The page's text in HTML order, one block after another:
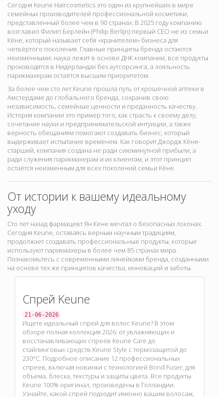
Сегодня Keune Haircosmetics это один из крупнейших в мире
семейных производителей профессиональной косметики,
представленный более чем в 90 странах. В 2025 году компанию
возглавил Филип Берлейн (Philip Berlijn) первый CEO не из семьи
Кёне, который называет себя «хранителем» бизнеса для
четвёртого поколения. Главные принципы бренда остаются
неизменными: наука лежит в основе ДНК компании, все продукты
производятся в Нидерландах без аутсорсинга, а лояльность
парикмахерам остаётся высшим приоритетом.
За более чем сто лет Keune прошла путь от крошечной аптеки в
Амстердаме до глобального бренда, сохранив свою
независимость, семейные ценности и преданность качеству.
История компании это пример того, как страсть к своему делу,
сочетание науки и предпринимательской интуиции, а также
верность обещаниям помогают создавать бизнес, который
выдерживает испытание временем. Как говорит Джордж Кёне-
старший, компания создана не ради сиюминутной прибыли, а
ради служения парикмахерам и их клиентам, и этот принцип
остаётся неизменным для всех поколений семьи Кёне.
От истории к вашему идеальному
уходу
Сто лет назад фармацевт Ян Кене мечтал о безопасных локонах.
Сегодня Keune, оставаясь верным научным традициям,
продолжает создавать профессиональные продукты, которые
используют парикмахеры в более чем 85 странах мира.
Познакомьтесь с современными линейками бренда, созданными
на основе тех же принципов качества, инноваций и заботы.
Спрей Keune
21-06-2026
Ищете идеальный спрей для волос Keune? В этом
обзоре полная коллекция 2026: от увлажняющих и
восстанавливающих спреев Keune Care до
стайлинговых средств Keune Style с термозащитой до
230°C. Подробное описание 12 профессиональных
спреев, включая новинки с технологией Bond Fuser, для
объема, блеска, текстуры и защиты цвета. Все продукты
Keune 100% оригинал, произведены в Голландии.
Узнайте, какой спрей подходит именно вашим волосам,